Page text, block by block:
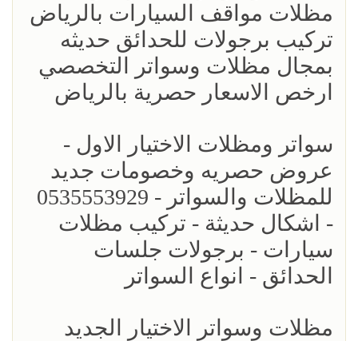
مظلات مواقف السيارات بالرياض
تركيب برجولات للحدائق حديثه
بمجال مظلات وسواتر التخصصي
ارخص الاسعار حصرية بالرياض
سواتر ومظلات الاختيار الاول -
عروض حصريه وخصومات جديد
للمظلات والسواتر - 0535553929
- اشكال حديثة - تركيب مظلات
سيارات - برجولات جلسات
الحدائق - انواع السواتر
مظلات وسواتر الاختيار الجديد